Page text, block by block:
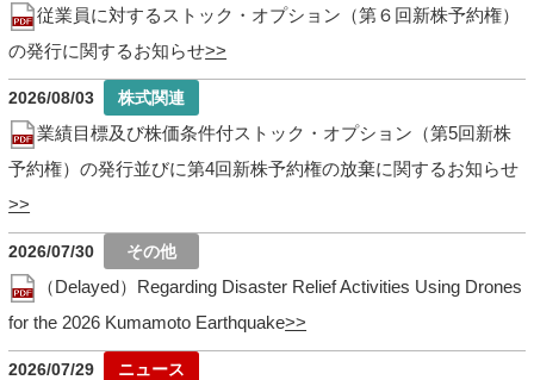
従業員に対するストック・オプション（第６回新株予約権）
の発行に関するお知らせ
2026/08/03
業績目標及び株価条件付ストック・オプション（第5回新株
予約権）の発行並びに第4回新株予約権の放棄に関するお知らせ
2026/07/30
（Delayed）Regarding Disaster Relief Activities Using Drones
for the 2026 Kumamoto Earthquake
2026/07/29